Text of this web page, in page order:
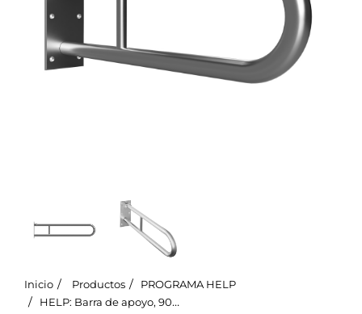
Inicio Productos
PROGRAMA HELP
HELP: Barra de apoyo, 900 mm, en forma de U, abatible, sin tapa, acero inoxidable, mate